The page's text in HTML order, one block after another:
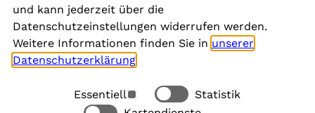
Social Media
Rechtliches
und kann jederzeit über die
Datenschutzeinstellungen widerrufen werden.
Weitere Informationen finden Sie in unserer
Datenschutzerklärung
Essentiell
Statistik